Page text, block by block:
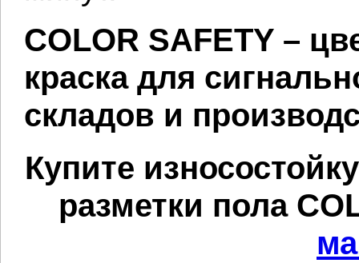
COLOR SAFETY –
краска для
складов и
Купите
разметки пола